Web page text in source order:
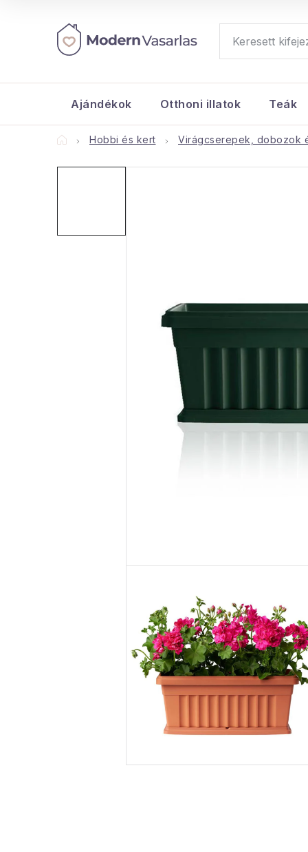
tartalomhoz
Ajándékok Otthoni illatok Teák
KezdőlapHobbi és kert Virágcserepek, dobozok